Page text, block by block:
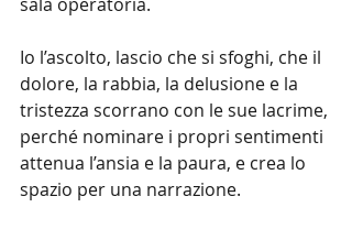
Io l’ascolto, lascio che si sfoghi, che il
dolore, la rabbia, la delusione e la
tristezza scorrano con le sue lacrime,
perché nominare i propri sentimenti
attenua l’ansia e la paura, e crea lo
spazio per una narrazione.